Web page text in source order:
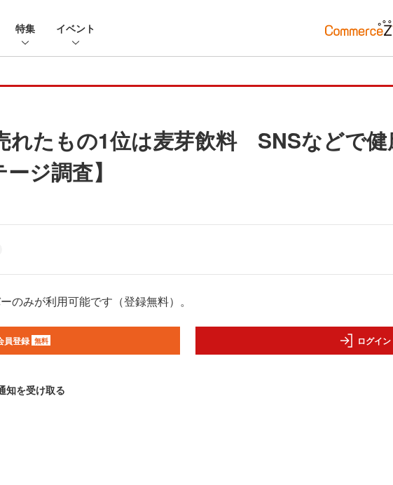
特集 イベント
れたもの1位は麦芽飲料 SNSなどで健
ジ調査】
のみが利用可能です（登録無料）。
員登録 無料 ログイン
知を受け取る